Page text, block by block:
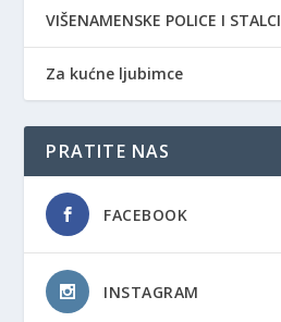
VIŠENAMENSKE POLICE I STALCI
Za kućne ljubimce
PRATITE NAS
FACEBOOK
INSTAGRAM